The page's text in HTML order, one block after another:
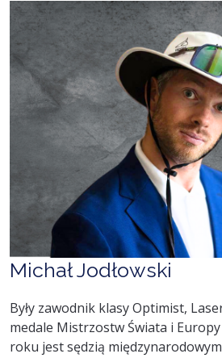
Michał Jodłowski
Były zawodnik klasy Optimist,
medale Mistrzostw Świata i
roku jest sędzią